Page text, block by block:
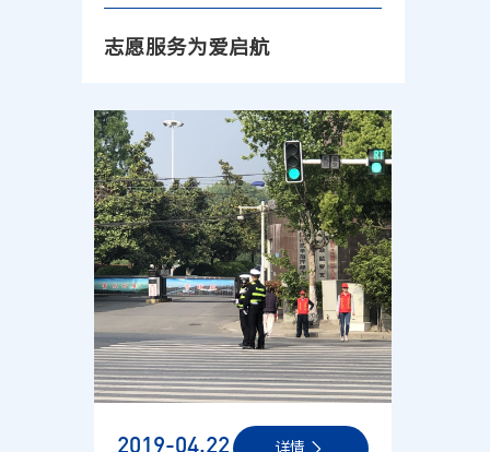
志愿服务为爱启航
详情